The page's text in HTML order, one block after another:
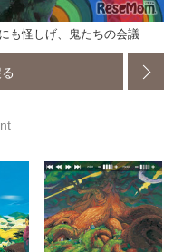
も怪しげ、鬼たちの会議